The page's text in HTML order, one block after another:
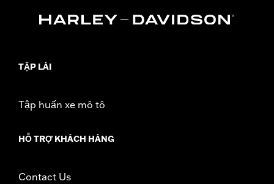
In the Box: Gauge only
TẬP LÁI
Tập huấn xe mô tô
HỖ TRỢ KHÁCH HÀNG
Contact Us